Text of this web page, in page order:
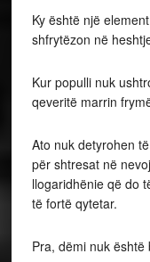
Ky është një
shfrytëzon në
Kur populli nuk
qeveritë marrin
Ato nuk detyrohen
për shtresat në
llogaridhënie që do
të fortë qytetar.
Pra, dëmi nuk